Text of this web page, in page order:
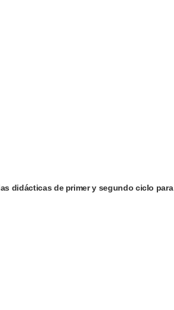
didácticas de primer y segundo ciclo para